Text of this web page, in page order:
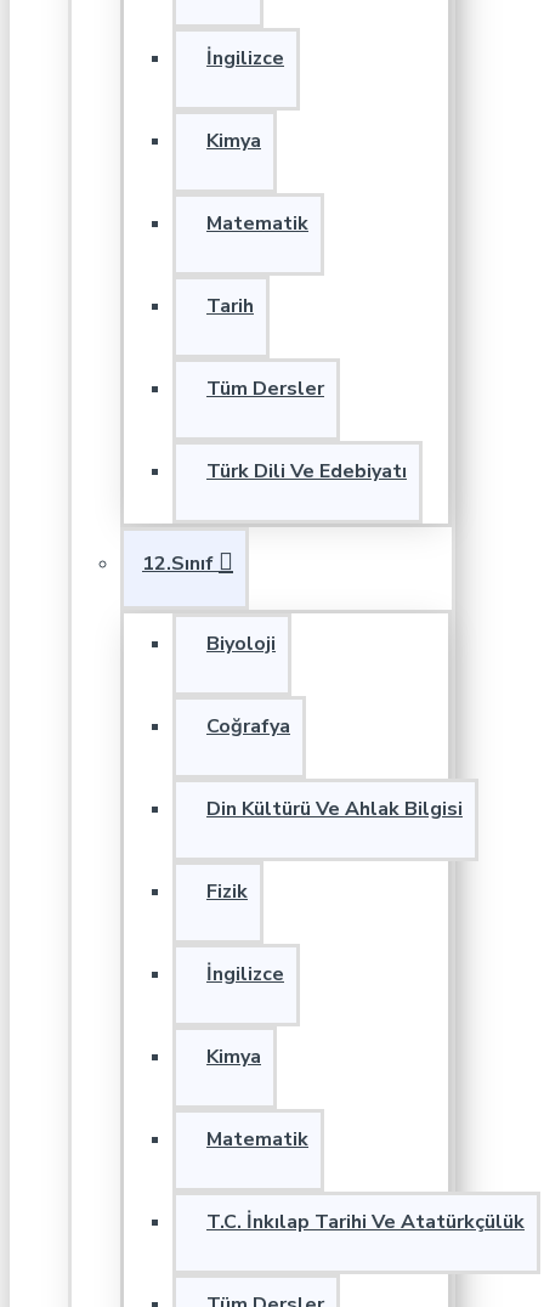
İngilizce
Kimya
Matematik
Tarih
Tüm Dersler
Türk Dili Ve Edebiyatı
12.Sınıf
Biyoloji
Coğrafya
Din Kültürü Ve Ahlak Bilgisi
Fizik
İngilizce
Kimya
Matematik
T.C. İnkılap Tarihi Ve Atatürkçülük